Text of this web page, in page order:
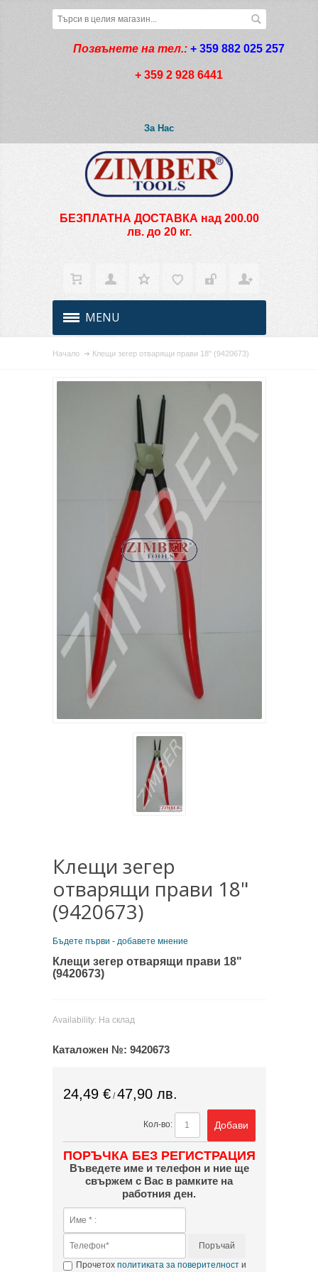
Позвънете на тел.: + 359 882 025 257
+ 359 2 928 6441
За Нас
БЕЗПЛАТНА ДОСТАВКА над 200.00
лв. до 20 кг.
MENU
Начало Клещи зегер отварящи прави 18" (9420673)
Клещи зегер
отварящи прави 18"
(9420673)
Бъдете първи - добавете мнение
Клещи зегер отварящи прави 18"
(9420673)
Availability: На склад
Каталожен №: 9420673
24,49 €/47,90 лв.
Кол-во: Добави
ПОРЪЧКА БЕЗ РЕГИСТРАЦИЯ
Въведете име и телефон и ние ще
свържем с Вас в рамките на
работния ден.
Поръчай
Прочетох политиката за поверителности